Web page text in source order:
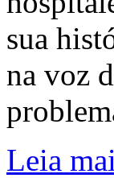
sua
na voz
Leia